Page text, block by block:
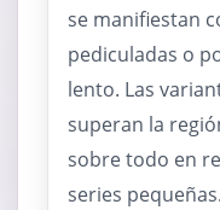
se manifiestan
pediculadas o
lento. Las
superan la
sobre todo en
series pequeñas.